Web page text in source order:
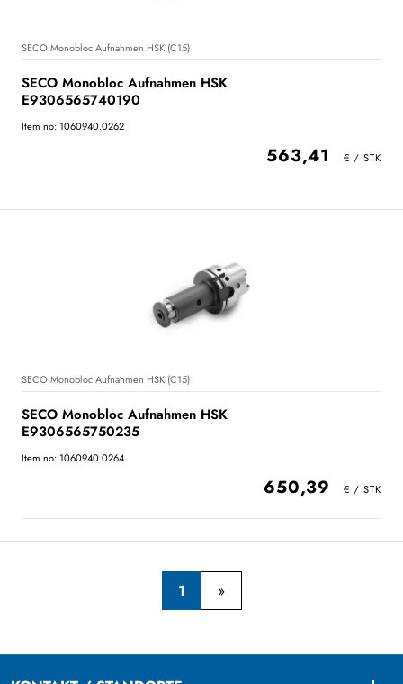
SECO Monobloc Aufnahmen HSK (C15)
SECO Monobloc Aufnahmen HSK
E9306565740190
Item no: 1060940.0262
563,41
SECO Monobloc Aufnahmen HSK (C15)
SECO Monobloc Aufnahmen HSK
E9306565750235
Item no: 1060940.0264
650,39
1